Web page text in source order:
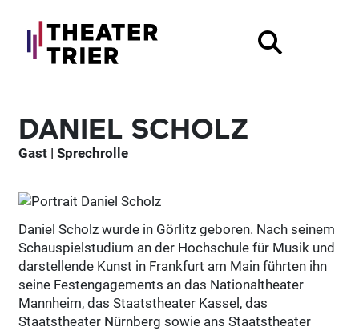
DANIEL SCHOLZ
Gast | Sprechrolle
Daniel Scholz wurde in Görlitz geboren. Nach seinem
Schauspielstudium an der Hochschule für Musik und
darstellende Kunst in Frankfurt am Main führten ihn
seine Festengagements an das Nationaltheater
Mannheim, das Staatstheater Kassel, das
Staatstheater Nürnberg sowie ans Staatstheater